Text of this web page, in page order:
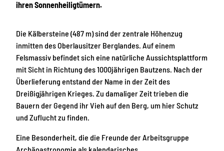
ihren Sonnenheiligtümern.
Die Kälbersteine (487 m) sind der zentrale Höhenzug
inmitten des Oberlausitzer Berglandes. Auf einem
Felsmassiv befindet sich eine natürliche Aussichtsplattform
mit Sicht in Richtung des 1000jährigen Bautzens. Nach der
Überlieferung entstand der Name in der Zeit des
Dreißigjährigen Krieges. Zu damaliger Zeit trieben die
Bauern der Gegend ihr Vieh auf den Berg, um hier Schutz
und Zuflucht zu finden.
Eine Besonderheit, die die Freunde der Arbeitsgruppe